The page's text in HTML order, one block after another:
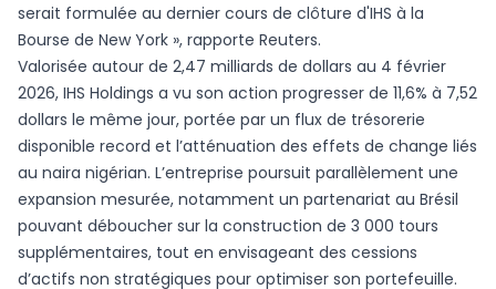
serait formulée au dernier cours de clôture d'IHS à la
Bourse de New York », rapporte Reuters.
Valorisée autour de 2,47 milliards de dollars au 4 février
2026, IHS Holdings a vu son action progresser de 11,6% à 7,52
dollars le même jour, portée par un flux de trésorerie
disponible record et l’atténuation des effets de change liés
au naira nigérian. L’entreprise poursuit parallèlement une
expansion mesurée, notamment un partenariat au Brésil
pouvant déboucher sur la construction de 3 000 tours
supplémentaires, tout en envisageant des cessions
d’actifs non stratégiques pour optimiser son portefeuille.